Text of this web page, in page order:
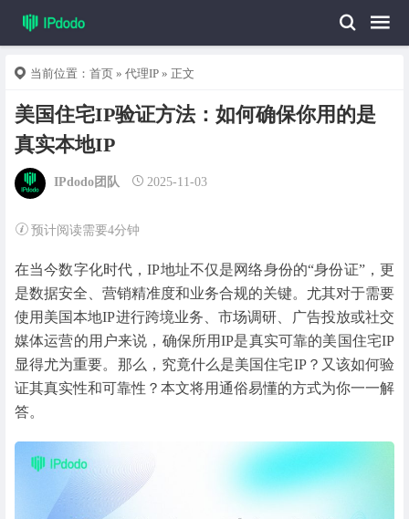
当前位置： 首页 » 代理IP » 正文
美国住宅IP验证方法：如何确保你用的是
真实本地IP
IPdodo团队 2025-11-03
预计阅读需要4分钟
在当今数字化时代，IP地址不仅是网络身份的“身份证”，更
是数据安全、营销精准度和业务合规的关键。尤其对于需要
使用美国本地IP进行跨境业务、市场调研、广告投放或社交
媒体运营的用户来说，确保所用IP是真实可靠的美国住宅IP
显得尤为重要。那么，究竟什么是美国住宅IP？又该如何验
证其真实性和可靠性？本文将用通俗易懂的方式为你一一解
答。